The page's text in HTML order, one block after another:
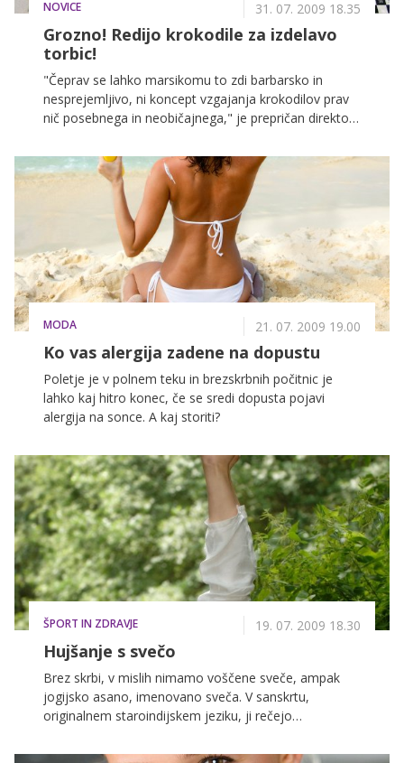
NOVICE 31. 07. 2009 18.35
Grozno! Redijo krokodile za izdelavo
torbic!
"Čeprav se lahko marsikomu to zdi barbarsko in
nesprejemljivo, ni koncept vzgajanja krokodilov prav
nič posebnega in neobičajnega," je prepričan direktor
jih prodajajo tudi po 49 tisoč dolarjev.
MODA 21. 07. 2009 19.00
Ko vas alergija zadene na dopustu
Poletje je v polnem teku in brezskrbnih počitnic je
lahko kaj hitro konec, če se sredi dopusta pojavi
alergija na sonce. A kaj storiti?
ŠPORT IN ZDRAVJE 19. 07. 2009 18.30
Hujšanje s svečo
Brez skrbi, v mislih nimamo voščene sveče, ampak
jogijsko asano, imenovano sveča. V sanskrtu,
originalnem staroindijskem jeziku, ji rečejo